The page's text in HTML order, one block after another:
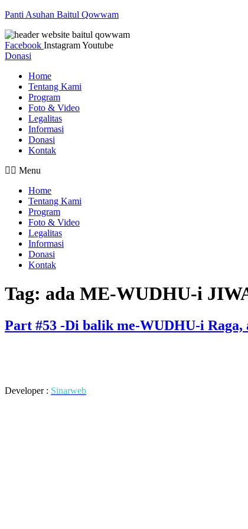
Panti Asuhan Baitul Qowwam
Facebook InstagramYoutube
Donasi
Home
Tentang Kami
Program
Foto & Video
Legalitas
Informasi
Donasi
Kontak
Menu
Home
Tentang Kami
Program
Foto & Video
Legalitas
Informasi
Donasi
Kontak
Tag: ada ME-WUDHU-i
Part #53 -Di balik me-WUDHU-i
Developer : Sinarweb